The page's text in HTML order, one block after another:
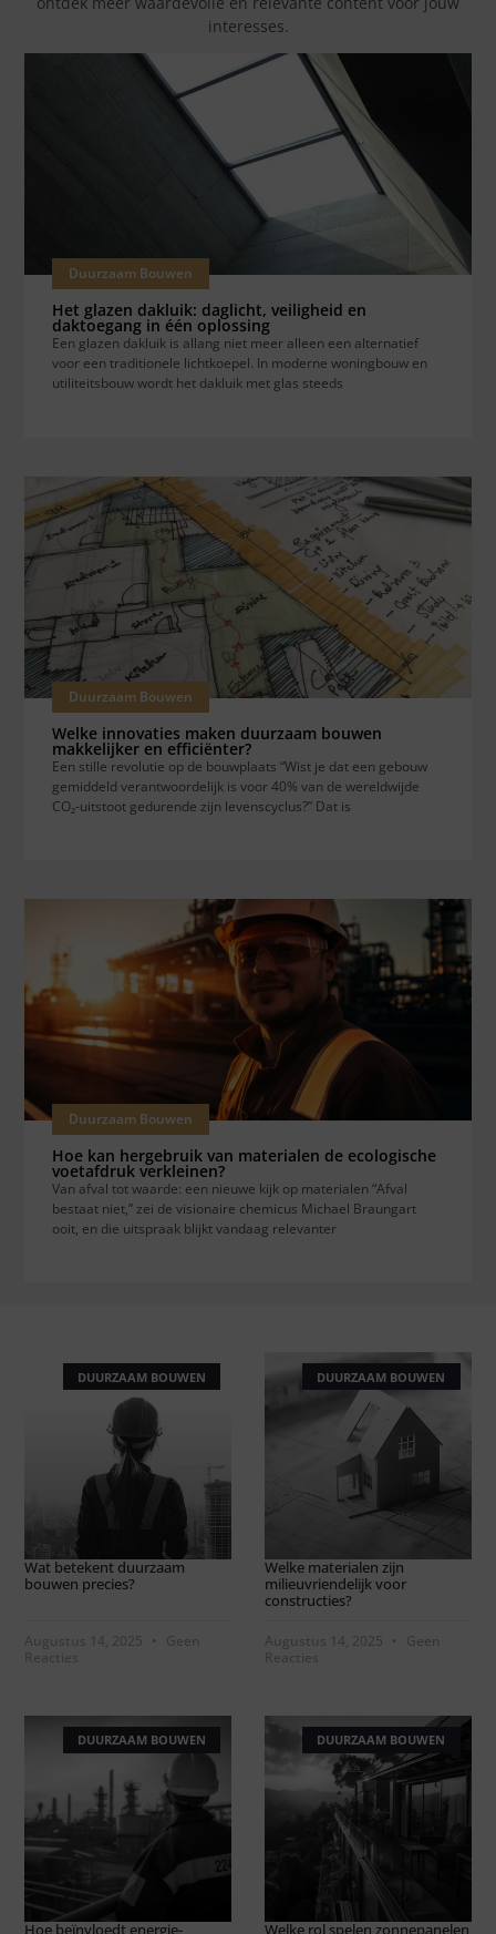
interesses.
Duurzaam Bouwen
Het glazen dakluik: daglicht, veiligheid en
daktoegang in één oplossing
Een glazen dakluik is allang niet meer alleen een alternatief
voor een traditionele lichtkoepel. In moderne woningbouw en
utiliteitsbouw wordt het dakluik met glas steeds
Duurzaam Bouwen
Welke innovaties maken duurzaam bouwen
makkelijker en efficiënter?
Een stille revolutie op de bouwplaats “Wist je dat een gebouw
gemiddeld verantwoordelijk is voor 40% van de wereldwijde
CO₂-uitstoot gedurende zijn levenscyclus?” Dat is
Duurzaam Bouwen
Hoe kan hergebruik van materialen de ecologische
voetafdruk verkleinen?
Van afval tot waarde: een nieuwe kijk op materialen “Afval
bestaat niet,” zei de visionaire chemicus Michael Braungart
ooit, en die uitspraak blijkt vandaag relevanter
DUURZAAM BOUWEN
Wat betekent duurzaam
bouwen precies?
Augustus 14, 2025
Geen
Reacties
DUURZAAM BOUWEN
Welke materialen zijn
milieuvriendelijk voor
constructies?
Augustus 14, 2025
Geen
Reacties
DUURZAAM BOUWEN
Hoe beïnvloedt energie-
DUURZAAM BOUWEN
Welke rol spelen zonnepanelen